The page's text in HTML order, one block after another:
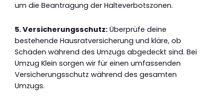
um die Beantragung der Halteverbotszonen.
5. Versicherungsschutz: Überprüfe deine
bestehende Hausratversicherung und kläre, ob
Schäden während des Umzugs abgedeckt sind. Bei
Umzug Klein sorgen wir für einen umfassenden
Versicherungsschutz während des gesamten
Umzugs.